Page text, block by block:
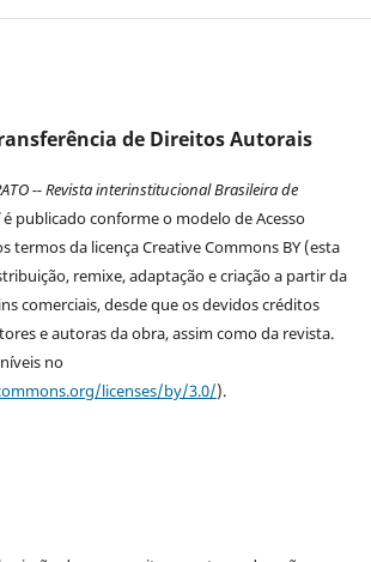
de Direitos Autorais
-- Revista interinstitucional Brasileira de
é publicado conforme o modelo de Acesso
termos da licença Creative Commons BY (esta
remixe, adaptação e criação a partir da
comerciais, desde que os devidos créditos
e autoras da obra, assim como da revista.
no
licenses/by/3.0/).